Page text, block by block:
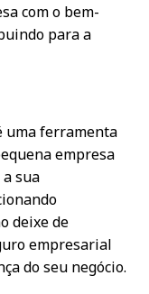
com o bem-
para a
uma ferramenta
empresa
sua
deixe de
empresarial
do seu negócio.